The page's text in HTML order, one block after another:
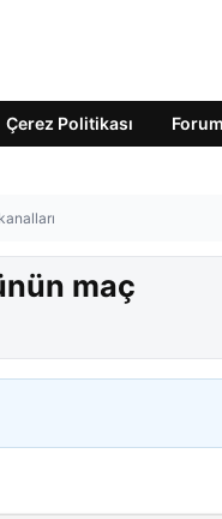
Çerez Politikası Forum
maç